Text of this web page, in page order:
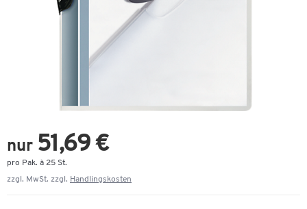
nur 51,69 €
pro Pak. à 25 St.
zzgl. MwSt. zzgl. Handlingskosten